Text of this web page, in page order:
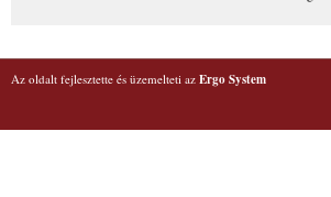
Az oldalt fejlesztette és üzemelteti az Ergo System